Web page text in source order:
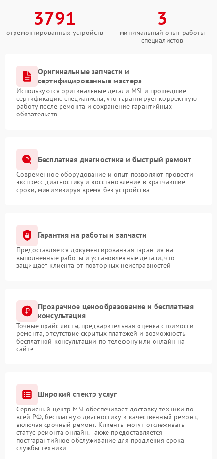
3791
отремонтированных устройств
3
минимальный опыт работы
специалистов
Оригинальные запчасти и
сертифицированные мастера
Используются оригинальные детали MSI и прошедшие
сертификацию специалисты, что гарантирует корректную
работу после ремонта и сохранение гарантийных
обязательств
Бесплатная диагностика и быстрый ремонт
Современное оборудование и опыт позволяют провести
экспресс-диагностику и восстановление в кратчайшие
сроки, минимизируя время без устройства
Гарантия на работы и запчасти
Предоставляется документированная гарантия на
выполненные работы и установленные детали, что
защищает клиента от повторных неисправностей
Прозрачное ценообразование и бесплатная
консультация
Точные прайс-листы, предварительная оценка стоимости
ремонта, отсутствие скрытых платежей и возможность
бесплатной консультации по телефону или онлайн на
сайте
Широкий спектр услуг
Сервисный центр MSI обеспечивает доставку техники по
всей РФ, бесплатную диагностику и качественный ремонт,
включая срочный ремонт. Клиенты могут отслеживать
статус ремонта онлайн. Также предоставляется
постгарантийное обслуживание для продления срока
службы техники